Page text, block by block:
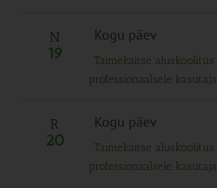
N
19
Kogu päev
Taimekaitse aluskoolitus
professionaalsele
R
20
Kogu päev
Taimekaitse aluskoolitus
professionaalsele